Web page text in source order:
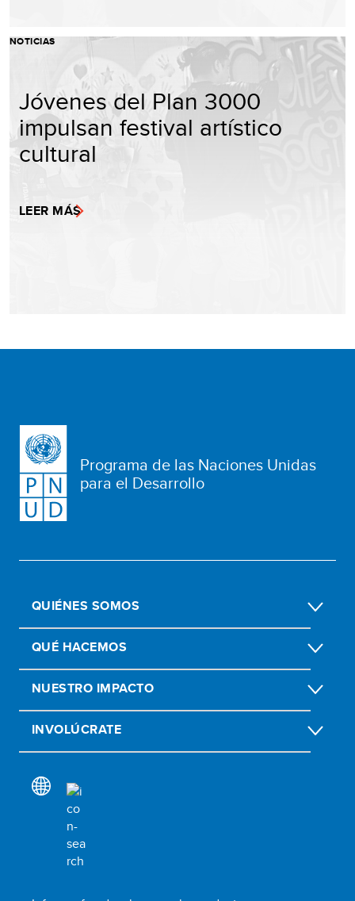
NOTICIAS
Jóvenes del Plan 3000
impulsan festival artístico
cultural
LEER MÁS
Programa de las Naciones Unidas
para el Desarrollo
QUIÉNES SOMOS
QUÉ HACEMOS
NUESTRO IMPACTO
INVOLÚCRATE